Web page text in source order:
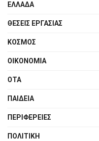
ΕΛΛΑΔΑ
ΘΕΣΕΙΣ ΕΡΓΑΣΙΑΣ
ΚΟΣΜΟΣ
ΟΙΚΟΝΟΜΙΑ
ΟΤΑ
ΠΑΙΔΕΙΑ
ΠΕΡΙΦΕΡΕΙΕΣ
ΠΟΛΙΤΙΚΗ